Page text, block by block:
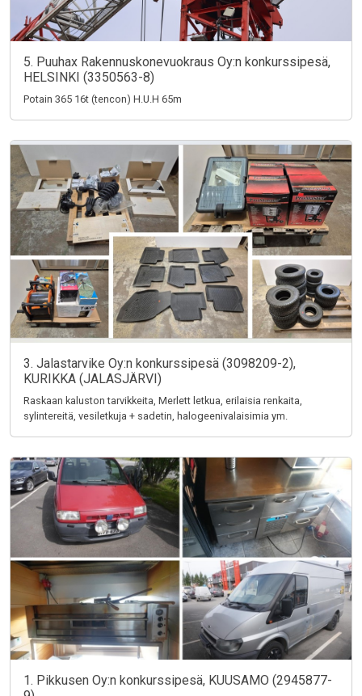
5. Puuhax Rakennuskonevuokraus Oy:n konkurssipesä,
HELSINKI (3350563-8)
Potain 365 16t (tencon) H.U.H 65m
3. Jalastarvike Oy:n konkurssipesä (3098209-2),
KURIKKA (JALASJÄRVI)
Raskaan kaluston tarvikkeita, Merlett letkua, erilaisia renkaita,
sylintereitä, vesiletkuja + sadetin, halogeenivalaisimia ym.
1. Pikkusen Oy:n konkurssipesä, KUUSAMO (2945877-